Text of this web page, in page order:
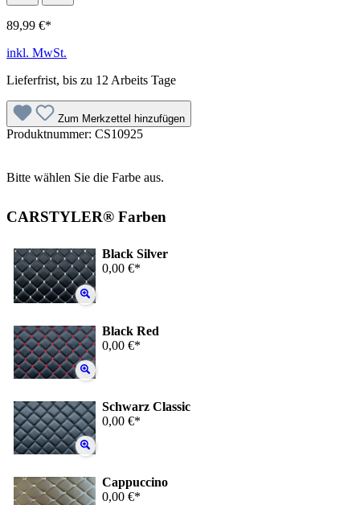
89,99 €*
inkl. MwSt.
Lieferfrist, bis zu 12 Arbeits Tage
Zum Merkzettel hinzufügen
Produktnummer: CS10925
Bitte wählen Sie die Farbe aus.
CARSTYLER® Farben
Black Silver
0,00 €*
Black Red
0,00 €*
Schwarz Classic
0,00 €*
Cappuccino
0,00 €*